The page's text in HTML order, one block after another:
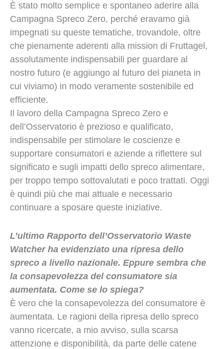
È stato molto semplice e spontaneo aderire alla
Campagna Spreco Zero, perché eravamo già
impegnati su queste tematiche, trovandole, oltre
che pienamente aderenti alla mission di Fruttagel,
assolutamente indispensabili per guardare al
nostro futuro (e aggiungo al futuro del pianeta in
cui viviamo) in modo veramente sostenibile ed
efficiente.
Il lavoro della Campagna Spreco Zero e
dell’Osservatorio è prezioso e qualificato,
indispensabile per stimolare le coscienze e
supportare consumatori e aziende a riflettere sul
significato e sugli impatti dello spreco alimentare,
per troppo tempo sottovalutati e poco trattati. Oggi
è quindi più che mai attuale e necessario
continuare a sposare queste iniziative.
L’ultimo Rapporto dell’Osservatorio Waste
Watcher ha evidenziato una ripresa dello
spreco a livello nazionale. Eppure sembra che
la consapevolezza del consumatore sia
aumentata. Come se lo spiega?
È vero che la consapevolezza del consumatore è
aumentata. Le ragioni della ripresa dello spreco
vanno ricercate, a mio avviso, sulla scarsa
attenzione e disponibilità, da parte delle catene